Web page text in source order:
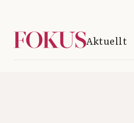
Aktuellt